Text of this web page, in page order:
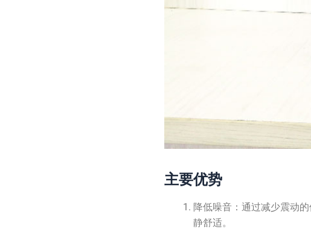
主要优势
降低噪音：通过减少震动
静舒适。